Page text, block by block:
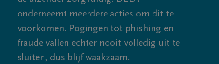
onderneemt meerdere acties om dit te
voorkomen. Pogingen tot phishing en
fraude vallen echter nooit volledig uit te
sluiten, dus blijf waakzaam.